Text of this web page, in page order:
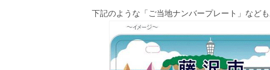
下記のような「ご当地ナンバープレート」なども